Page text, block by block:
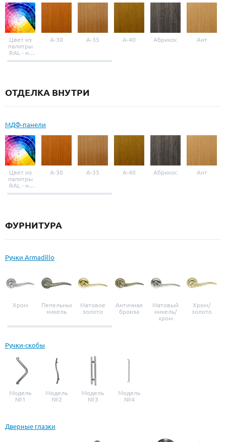
Цвет из
палитры
RAL - на
выбор
A-30 A-35 A-40 Абрикос Ант
ОТДЕЛКА ВНУТРИ
МДФ-панели
Цвет из
палитры
RAL - на
выбор
A-30 A-35 A-40 Абрикос Ант
ФУРНИТУРА
Ручки Armadillo
Хром
Пепельный
никель
Матовое
золото
Античная
бронза
Матовый
никель/
хром
Хром/
золото
Ручки-скобы
Модель
№1
Модель
№2
Модель
№3
Модель
№4
Дверные глазки